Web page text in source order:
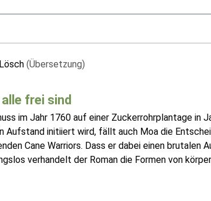
(Übersetzung)
frei sind
im Jahr 1760 auf einer Zuckerrohrplantage in
Aufstand initiiert wird, fällt auch Moa die
Cane Warriors. Dass er dabei einen brutalen
verhandelt der Roman die Formen von